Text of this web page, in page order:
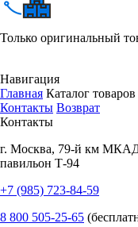
Только оригинальный
Навигация
Главная Каталог товаров
Контакты Возврат
Контакты
г. Москва, 79-й км
павильон Т-94
+7 (985) 723-84-59
8 800 505-25-65